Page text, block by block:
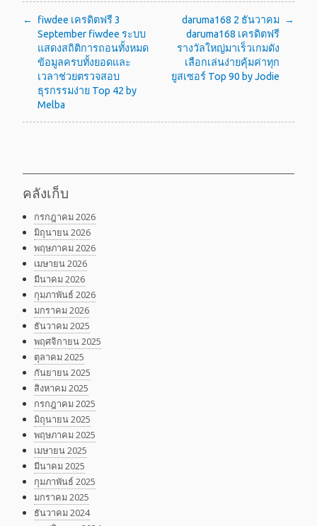
แนะแนว
เรื่อง
daruma168 2 ธันวาคม
daruma168 เครดิตฟรี
รางวัลใหญ่มาเร็วเกมดัง
เลือกเล่นง่ายคุ้มค่าทุก
ยูสเซอร์ Top 90 by Jodie
fiwdee เครดิตฟรี 3
September fiwdee ระบบ
แสดงสถิติการถอนทั้งหมด
ข้อมูลครบทั้งยอดและ
เวลาช่วยตรวจสอบ
ธุรกรรมง่าย Top 42 by
Melba
คลังเก็บ
กรกฎาคม 2026
มิถุนายน 2026
พฤษภาคม 2026
เมษายน 2026
มีนาคม 2026
กุมภาพันธ์ 2026
มกราคม 2026
ธันวาคม 2025
พฤศจิกายน 2025
ตุลาคม 2025
กันยายน 2025
สิงหาคม 2025
กรกฎาคม 2025
มิถุนายน 2025
พฤษภาคม 2025
เมษายน 2025
มีนาคม 2025
กุมภาพันธ์ 2025
มกราคม 2025
ธันวาคม 2024